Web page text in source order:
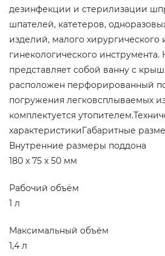
дезинфекции и стерилизации
шпателей, катетеров,
изделий, малого хирургического
гинекологического инструмента.
представляет собой ванну с
расположен перфорированный
погружения легковсплываемых
комплектуется
характеристикиГабаритные
Внутренние размеры поддона
180 х 75 х 50 мм
Рабочий объём
1 л
Максимальный объём
1,4 л